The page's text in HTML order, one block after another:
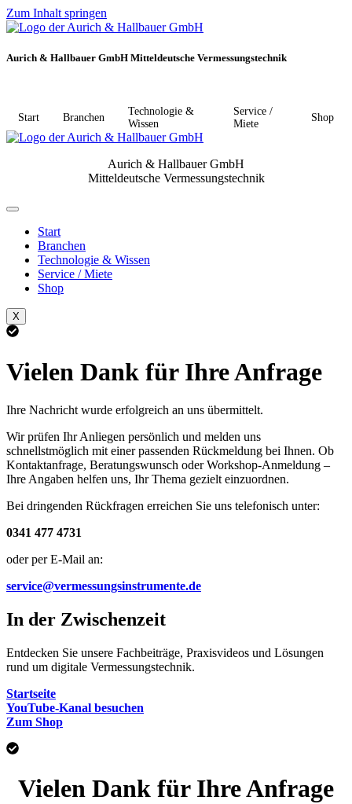
Zum Inhalt springen
Aurich & Hallbauer GmbH Mitteldeutsche Vermessungstechnik
Start Branchen
Technologie &
Wissen
Service /
Miete
Shop
Aurich & Hallbauer GmbH
Mitteldeutsche Vermessungstechnik
Start
Branchen
Technologie & Wissen
Service / Miete
Shop
X
Vielen Dank für Ihre Anfrage
Ihre Nachricht wurde erfolgreich an uns übermittelt.
Wir prüfen Ihr Anliegen persönlich und melden uns
schnellstmöglich mit einer passenden Rückmeldung bei Ihnen. Ob
Kontaktanfrage, Beratungswunsch oder Workshop-Anmeldung –
Ihre Angaben helfen uns, Ihr Thema gezielt einzuordnen.
Bei dringenden Rückfragen erreichen Sie uns telefonisch unter:
0341 477 4731
oder per E-Mail an:
service@vermessungsinstrumente.de
In der Zwischenzeit
Entdecken Sie unsere Fachbeiträge, Praxisvideos und Lösungen
rund um digitale Vermessungstechnik.
Startseite
YouTube-Kanal besuchen
Zum Shop
Vielen Dank für Ihre Anfrage